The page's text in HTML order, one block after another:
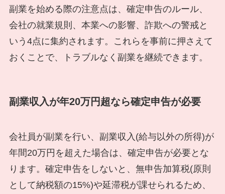
副業を始める際の注意点は、確定申告のルール、
会社の就業規則、本業への影響、詐欺への警戒と
いう4点に集約されます。これらを事前に押さえて
おくことで、トラブルなく副業を継続できます。
副業収入が年20万円超なら確定申告が必要
会社員が副業を行い、副業収入(給与以外の所得)が
年間20万円を超えた場合は、確定申告が必要とな
ります。確定申告をしないと、無申告加算税(原則
として納税額の15%)や延滞税が課せられるため、